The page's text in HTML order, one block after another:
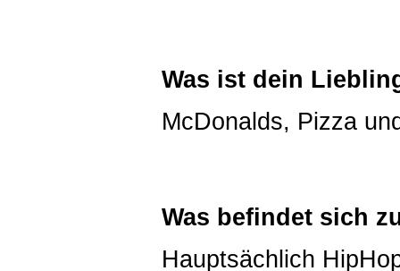
Was ist dein
McDonalds, Pizza
Was befindet sich
Hauptsächlich